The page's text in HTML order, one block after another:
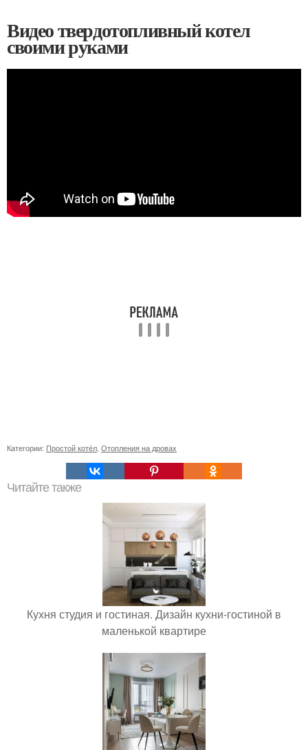
Видео твердотопливный котел
своими руками
Категории: Простой котёл Отопления на дровах
Читайте также
Кухня студия и гостиная. Дизайн кухни-гостиной в
маленькой квартире